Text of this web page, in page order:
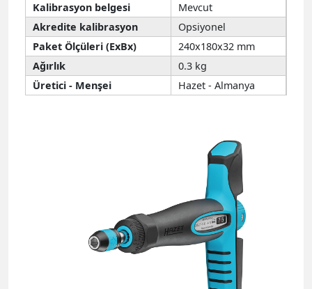
Kalibrasyon belgesi
Mevcut
Akredite kalibrasyon
Opsiyonel
Paket Ölçüleri (ExBx)
240x180x32 mm
Ağırlık
0.3 kg
Üretici - Menşei
Hazet - Almanya